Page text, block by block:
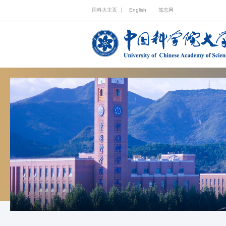
国科大主页 English 笃志网